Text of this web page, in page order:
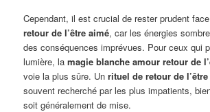
Cependant, il est crucial de rester prudent
retour de l’être aimé, car les énergies
des conséquences imprévues. Pour ceux qui
lumière, lamagie blanche amour retour de
voie la plus sûre. Unrituel de retour de
souvent recherché par les plus impatients,
soit généralement de mise.